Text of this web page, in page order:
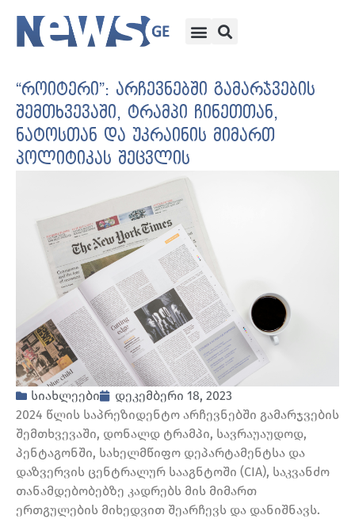
“როიტერი”: არჩევნებში გამარჯვების
შემთხვევაში, ტრამპი ჩინეთთან,
ნატოსთან და უკრაინის მიმართ
პოლიტიკას შეცვლის
სიახლეები
დეკემბერი 18, 2023
2024 წლის საპრეზიდენტო არჩევნებში გამარჯვების
შემთხვევაში, დონალდ ტრამპი, სავრაუაუდოდ,
პენტაგონში, სახელმწიფო დეპარტამენტსა და
დაზვერვის ცენტრალურ სააგნტოში (CIA), საკვანძო
თანამდებობებზე კადრებს მის მიმართ
ერთგულების მიხედვით შეარჩევს და დანიშნავს.